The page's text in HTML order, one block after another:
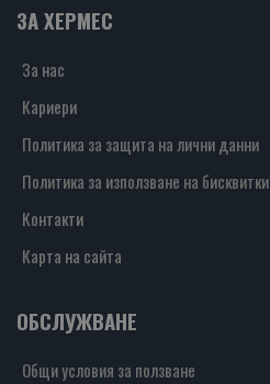
ЗА ХЕРМЕС
За нас
Кариери
Политика за защита на лични данни
Политика за използване на бисквитки
Контакти
Карта на сайта
ОБСЛУЖВАНЕ
Общи условия за ползване